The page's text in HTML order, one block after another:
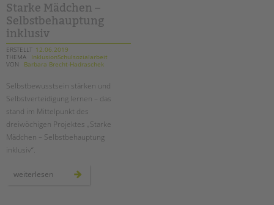
lauf
der
berliner
wasserbetriebe
Starke Mädchen –
Selbstbehauptung
inklusiv
ERSTELLT 12.06.2019
THEMA
InklusionSchulsozialarbeit
VON
Barbara Brecht-Hadraschek
Selbstbewusstsein stärken und
Selbstverteidigung lernen – das
stand im Mittelpunkt des
dreiwöchigen Projektes „Starke
Mädchen – Selbstbehauptung
inklusiv“.
weiterlesen
mädchen